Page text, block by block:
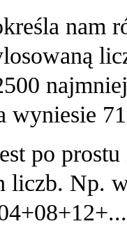
nam
wyniesie
po
liczb. Np.